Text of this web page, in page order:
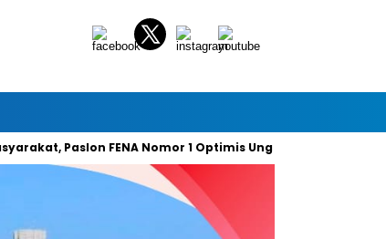
Paslon FENA Nomor 1 Optimis Unggul 49 Persen Suara